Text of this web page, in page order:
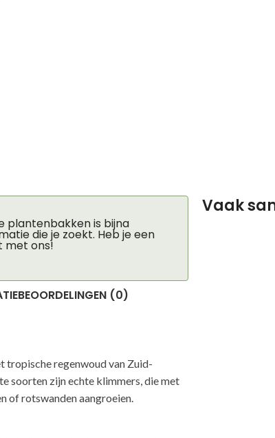
plantenbakken is bijna
die je zoekt. Heb je een
met ons!
BEOORDELINGEN (0)
tropische regenwoud van Zuid-
soorten zijn echte klimmers, die met
of rotswanden aangroeien.
Vaak